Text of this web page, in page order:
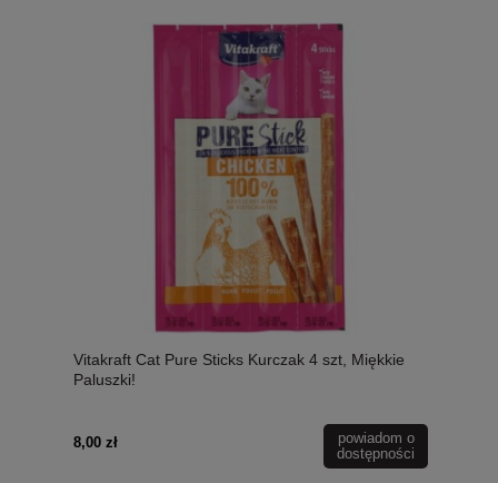
Vitakraft Cat Pure Sticks Kurczak 4 szt, Miękkie
Paluszki!
8,00 zł
powiadom o
dostępności